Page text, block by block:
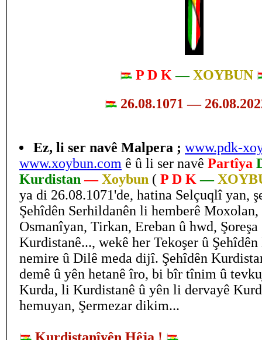
P D K—XOYBUN
26.08.1071 —
Ez, li ser navê Malpera ; www.pdk-
www.xoybun.com ê û li ser navê Partîya
Kurdistan— Xoybun ( P D K—
ya di 26.08.1071'de, hatina Selçuqlî yan,
Şehîdên Serhildanên li hemberê
Osmanîyan, Tirkan, Ereban û hwd, Şoreşa
Kurdistanê..., wekê her Tekoşer û
nemire û Dilê meda dijî. Şehîdên
demê û yên hetanê îro, bi bîr tînim û
Kurda, li Kurdistanê û yên li dervayê
hemuyan, Şermezar dikim...